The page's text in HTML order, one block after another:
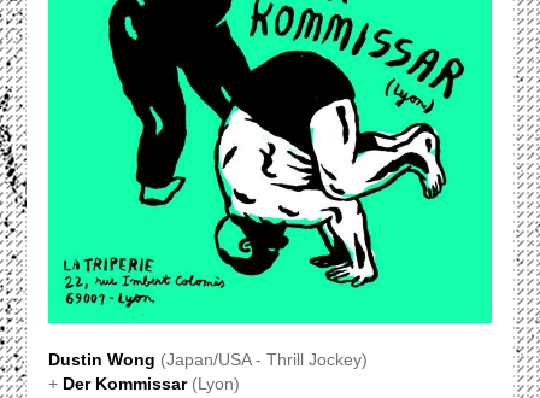
Dustin Wong (Japan/USA - Thrill Jockey)
+ Der Kommissar(Lyon)